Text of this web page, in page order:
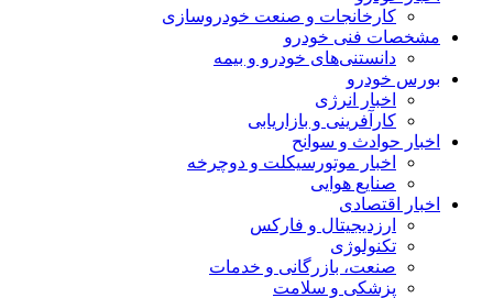
کارخانجات و صنعت خودروسازی
مشخصات فنی خودرو
دانستنی‌های خودرو و بیمه
بورس خودرو
اخبار انرژی
کارآفرینی و بازاریابی
اخبار حوادث و سوانح
اخبار موتورسیکلت و دوچرخه
صنایع هوایی
اخبار اقتصادی
ارزدیجیتال و فارکس
تکنولوژی
صنعت، بازرگانی و خدمات
پزشکی و سلامت